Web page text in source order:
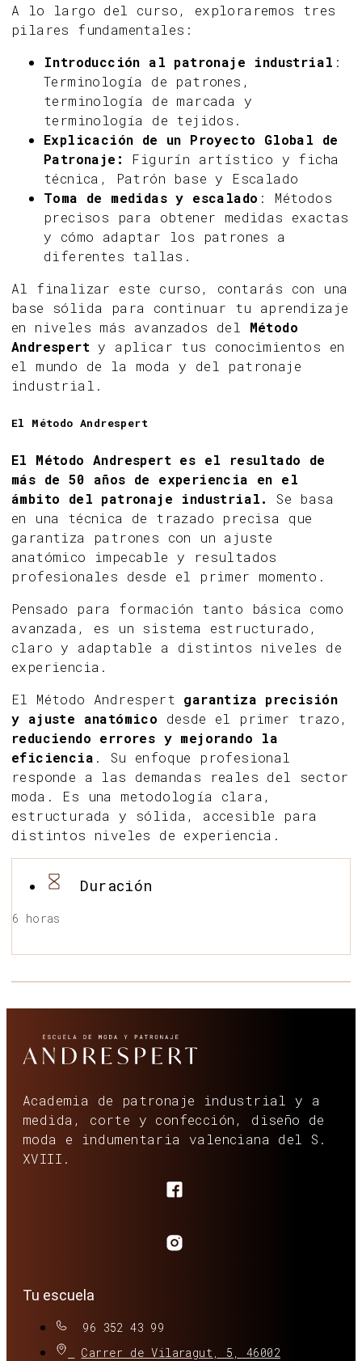
A lo largo del curso, exploraremos tres
pilares fundamentales:
Introducción al patronaje industrial :
Terminología de patrones,
terminología de marcada y
terminología de tejidos.
Explicación de un Proyecto Global de
Patronaje: Figurín artístico y ficha
técnica, Patrón base y Escalado
Toma de medidas y escalado : Métodos
precisos para obtener medidas exactas
y cómo adaptar los patrones a
diferentes tallas.
Al finalizar este curso, contarás con una
base sólida para continuar tu aprendizaje
en niveles más avanzados del Método
Andrespert y aplicar tus conocimientos en
el mundo de la moda y del patronaje
industrial.
El Método Andrespert
El Método Andrespert es el resultado de
más de 50 años de experiencia en el
ámbito del patronaje industrial.
Se basa
en una técnica de trazado precisa que
garantiza patrones con un ajuste
anatómico impecable y resultados
profesionales desde el primer momento.
Pensado para formación tanto básica como
avanzada, es un sistema estructurado,
claro y adaptable a distintos niveles de
experiencia.
El Método Andrespert garantiza precisión
y ajuste anatómico desde el primer trazo,
reduciendo errores y mejorando la
eficiencia . Su enfoque profesional
responde a las demandas reales del sector
moda. Es una metodología clara,
estructurada y sólida, accesible para
distintos niveles de experiencia.
Duración
6 horas
Academia de patronaje industrial y a
medida, corte y confección, diseño de
moda e indumentaria valenciana del S.
XVIII.
Tu escuela
96 352 43 99
Carrer de Vilaragut, 5, 46002